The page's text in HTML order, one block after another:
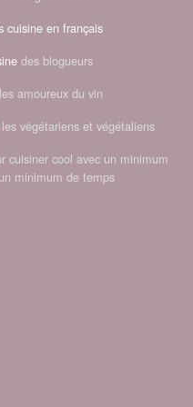
cuisine en français
des blogueurs
amoureux du vin
végétariens et végétaliens
cuisiner cool avec un minimum
minimum de temps